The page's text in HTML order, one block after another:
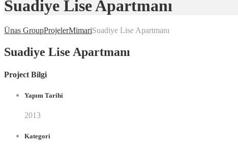
Suadiye Lise Apartmanı
Ünas GroupProjelerMimariSuadiye Lise Apartmanı
Suadiye Lise Apartmanı
Project Bilgi
Yapım Tarihi
2013
Kategori